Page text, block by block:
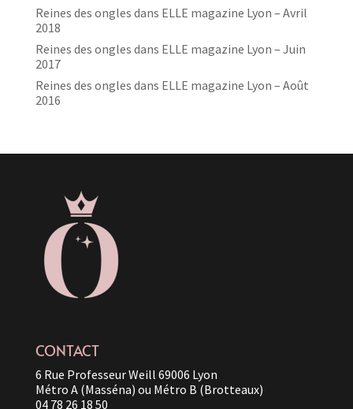
Reines des ongles dans ELLE magazine Lyon – Avril
2018
Reines des ongles dans ELLE magazine Lyon – Juin
2017
Reines des ongles dans ELLE magazine Lyon – Août
2016
CONTACT
6 Rue Professeur Weill 69006 Lyon
Métro A (Masséna) ou Métro B (Brotteaux)
04 78 26 18 50